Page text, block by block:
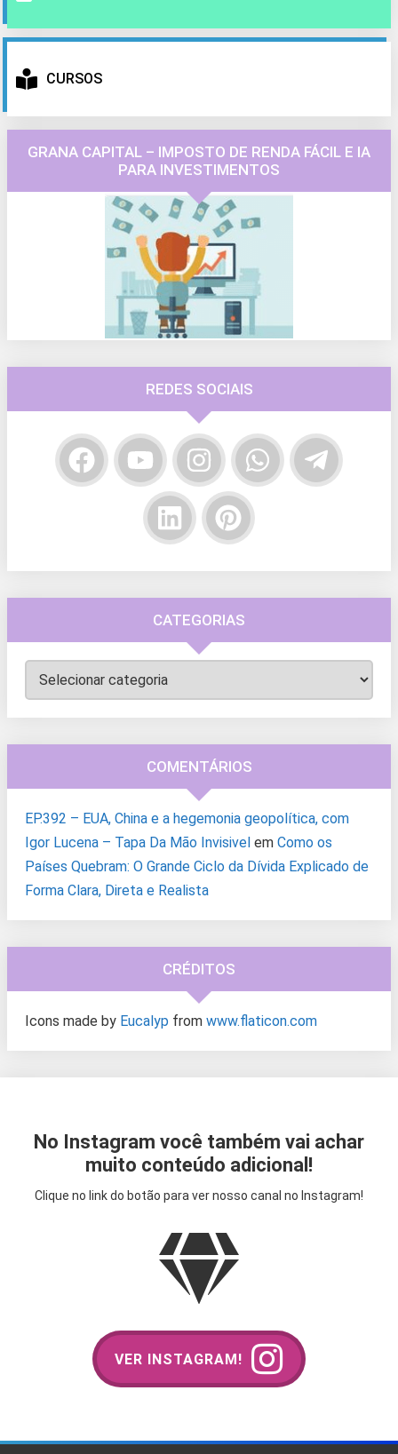
CURSOS
GRANA CAPITAL – IMPOSTO DE RENDA FÁCIL E IA
PARA INVESTIMENTOS
REDES SOCIAIS
CATEGORIAS
Categorias
COMENTÁRIOS
EP.392 – EUA, China e a hegemonia geopolítica, com
Igor Lucena – Tapa Da Mão Invisivel em Como os
Países Quebram: O Grande Ciclo da Dívida Explicado de
Forma Clara, Direta e Realista
CRÉDITOS
Icons made by Eucalyp from www.flaticon.com
No Instagram você também vai achar
muito conteúdo adicional!
Clique no link do botão para ver nosso canal no Instagram!
VER INSTAGRAM!